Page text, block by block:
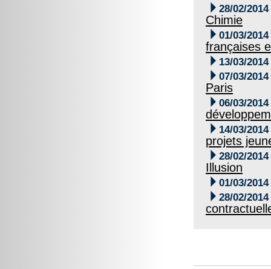
 28/02/2014
Chimie
 01/03/2014
françaises
 13/03/2014
 07/03/2014
Paris
 06/03/2014
 14/03/2014
projets
 28/02/2014
Illusion
 01/03/2014
 28/02/2014